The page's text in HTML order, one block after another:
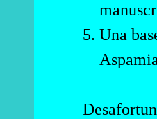
5. Una